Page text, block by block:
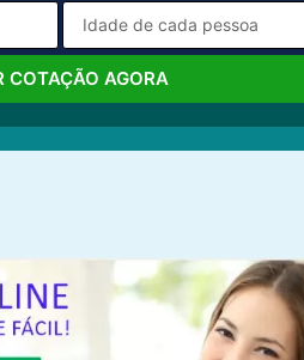
COTAÇÃO AGORA